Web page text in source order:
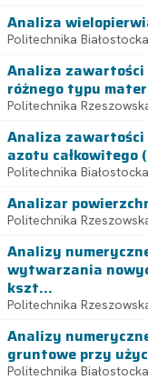
Analiza
Politechnika Białostocka
Analiza
różnego typu
Politechnika
Analiza zawartości
azotu całkowitego
Politechnika Białostocka
Analizar
Politechnika
Analizy
wytwarzania
kszt...
Politechnika
Analizy
gruntowe przy
Politechnika Białostocka